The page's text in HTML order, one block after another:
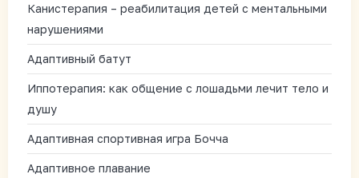
Канистерапия – реабилитация детей с ментальными
нарушениями
Адаптивный батут
Иппотерапия: как общение с лошадьми лечит тело и
душу
Адаптивная спортивная игра Бочча
Адаптивное плавание